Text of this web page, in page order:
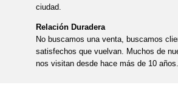
ciudad.
Relación Duradera
No buscamos una venta, buscamos
satisfechos que vuelvan. Muchos de
nos visitan desde hace más de 10 años.